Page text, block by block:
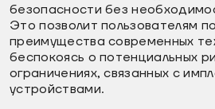
безопасности без
Это позволит пользователям
преимущества современных
беспокоясь о потенциальных
ограничениях, связанных с
устройствами.